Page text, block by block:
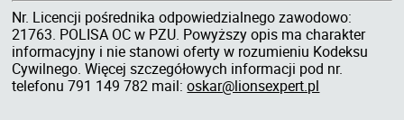
Nr. Licencji pośrednika odpowiedzialnego zawodowo:
21763. POLISA OC w PZU. Powyższy opis ma charakter
informacyjny i nie stanowi oferty w rozumieniu Kodeksu
Cywilnego. Więcej szczegółowych informacji pod nr.
telefonu 791 149 782 mail:oskar@lionsexpert.pl